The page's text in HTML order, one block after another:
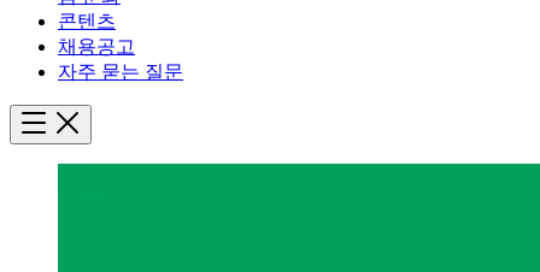
콘텐츠
채용공고
자주 묻는 질문